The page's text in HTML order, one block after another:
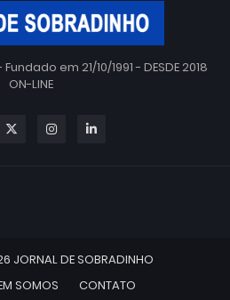
Fundado em 21/10/1991 - DESDE 2018
ON-LINE
JORNAL DE SOBRADINHO
SOMOS
CONTATO